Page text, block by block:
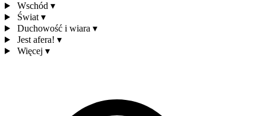
Wschód ▾
Świat ▾
Duchowość i wiara ▾
Jest afera! ▾
Więcej ▾